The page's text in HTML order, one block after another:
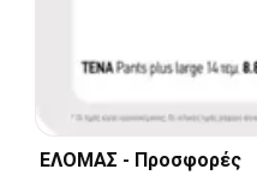
ΕΛΟΜΑΣ - Προσφορές